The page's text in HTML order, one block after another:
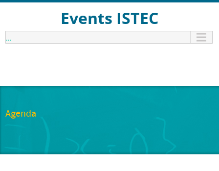
Events ISTEC
...
Agenda
1:00 am